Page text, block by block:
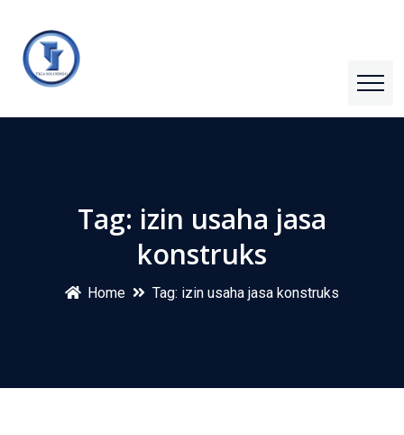
Tag: izin usaha jasa
konstruks
Home Tag: izin usaha jasa konstruks